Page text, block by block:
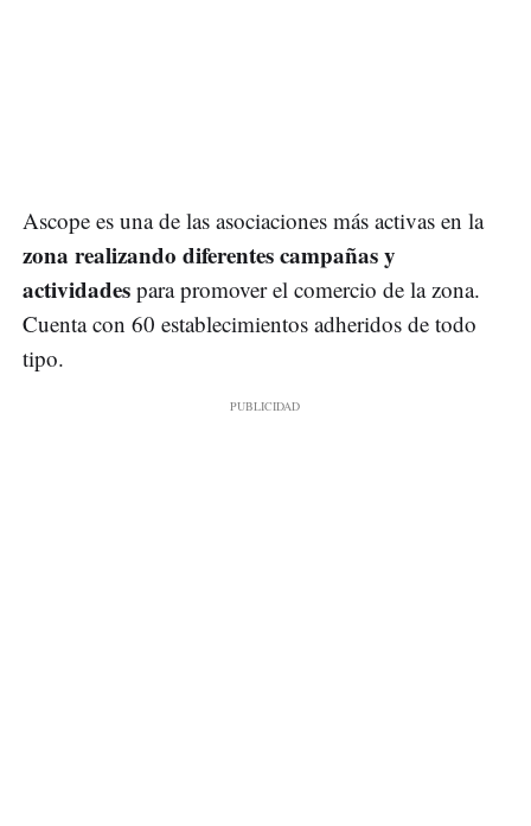
Ascope es una de las asociaciones más activas en la
zona realizando diferentes campañas y
actividades para promover el comercio de la zona.
Cuenta con 60 establecimientos adheridos de todo
tipo.